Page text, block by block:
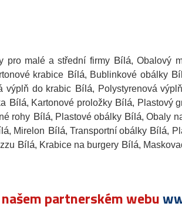
pro malé a střední firmyBílá, Obalový
krabice Bílá, Bublinkové obálky
výplň do krabic Bílá, Polystyrenová
Bílá, Kartonové proložkyBílá, Plastový
rohy Bílá, Plastové obálkyBílá, Obaly
, Mirelon Bílá, Transportní obálky Bílá,
Bílá, Krabice na burgery Bílá,
partnerském webu